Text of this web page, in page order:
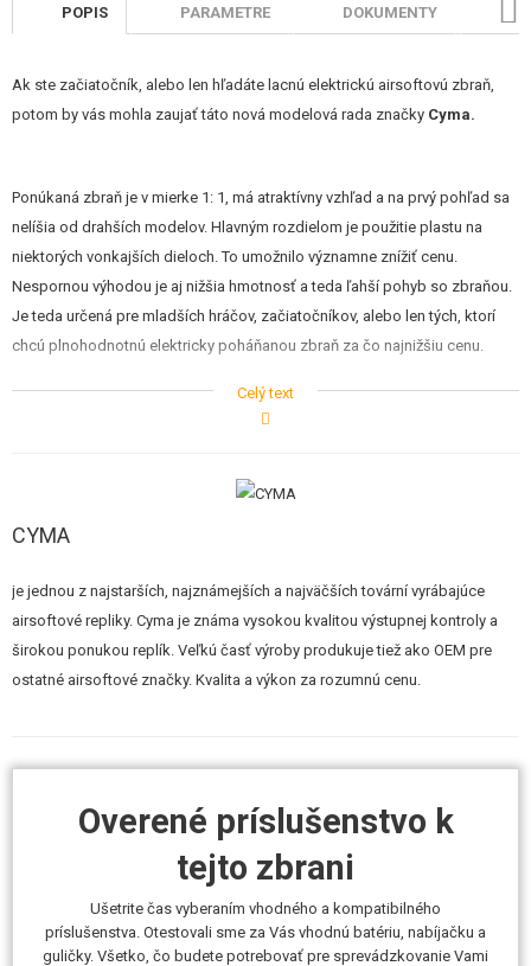
NOVÝ TOVAR
KONTAKT
POPIS PARAMETRE DOKUMENTY
Ak ste začiatočník, alebo len hľadáte lacnú elektrickú airsoftovú zbraň,
potom by vás mohla zaujať táto nová modelová rada značky Cyma.
Ponúkaná zbraň je v mierke 1: 1, má atraktívny vzhľad a na prvý pohľad sa
nelíšia od drahších modelov. Hlavným rozdielom je použitie plastu na
niektorých vonkajších dieloch. To umožnilo významne znížiť cenu.
Nespornou výhodou je aj nižšia hmotnosť a teda ľahší pohyb so zbraňou.
Je teda určená pre mladších hráčov, začiatočníkov, alebo len tých, ktorí
chcú plnohodnotnú elektricky poháňanou zbraň za čo najnižšiu cenu.
Zbraň je osadená klasickým RIS predpažbím a sklopnými mieridlami. To
má navyše tlmič, ktorý zbrani dodáva jedinečný vzhľad.
drobné diely.
Vnútorné diely (teda kompletné kovový mechabox s motorčekom a
Bez zaujímavosti nie je ani výkon. Testované zbrane majú úsťovú rýchlosť
125 m/s (cca 410 FPS) s pružinou M120.
nadpriemerný výkon. Je zrejmé, že zbraň nebude pri hre zaostávať a dá
strelci dostatočnú presnosť a dostrel. Odporúčame guľôčky s
hmotnosťou 0,25g. Ideálne kvalitné značky 4GUN, Guarder, AimTop,
Celý text
CYMA
je jednou z najstarších, najznámejších a najväčších tovární vyrábajúce
airsoftové repliky. Cyma je známa vysokou kvalitou výstupnej kontroly a
širokou ponukou replík. Veľkú časť výroby produkuje tiež ako OEM pre
ostatné airsoftové značky. Kvalita a výkon za rozumnú cenu.
Overené príslušenstvo k
tejto zbrani
Ušetrite čas vyberaním vhodného a kompatibilného
príslušenstva. Otestovali sme za Vás vhodnú batériu, nabíjačku a
guličky. Všetko, čo budete potrebovať pre sprevádzkovanie Vami